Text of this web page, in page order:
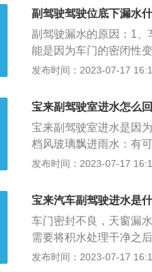
的位置漏出。解决办法
水孔堵塞：由于车门排
水无法排出，就会渗入
严。解决方法：关严车
因为看不到实车，所以
者4S店，让工作人员检
题所在，才能补救。宝
经典，超越经典的新车
誉。自上市以来，宝来
德国制造品质，深受当
强劲的动力装备，充分
备、先进的安全保障，
副驾驶驾驶位底下漏水
副驾驶漏水的原因：1
能是因为车门的密闭性
况时，有水进入驾驶舱
之前更快，或是感觉到
低。夏天开车时冷凝管
度很高，当低温与冷空
长时间不更换排水管，
塞的问题，而排水管的
有堵塞，如果堵塞，将
天窗和车门的密封橡胶
橡胶部件即可。3、将
水吸出，如果积水比较
发布时间：2023-07-17
宝来副驾驶室进水怎么
宝来副驾驶室进水是因
档风玻璃飘进雨水：有
座下面有水，要关好窗
重的还有可能导致下雨
封是橡胶密封圈密封，
历过远途之后，一定要
冻的情况下强行开启天
发布时间：2023-07-17
宝来汽车副驾驶进水是
车门密封不良，天窗漏
需要将积水处理干净之
不正确或者出现老化，
发布时间：2023-07-17